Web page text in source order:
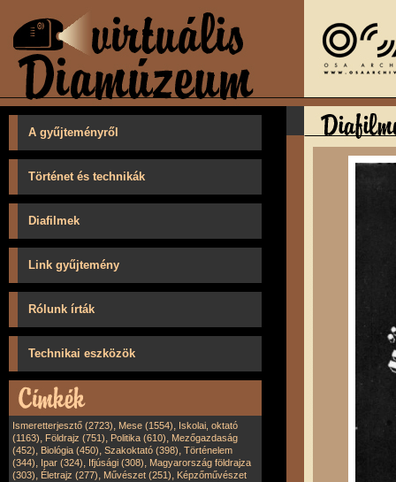
A gyűjteményről
Történet és technikák
Diafilmek
Link gyűjtemény
Rólunk írták
Technikai eszközök
Ismeretterjesztő (2723), Mese (1554), Iskolai, oktató
(1163), Földrajz (751), Politika (610), Mezőgazdaság
(452), Biológia (450), Szakoktató (398), Történelem
(344), Ipar (324), Ifjúsági (308), Magyarország földrajza
(303), Életrajz (277), Művészet (251), Képzőművészet